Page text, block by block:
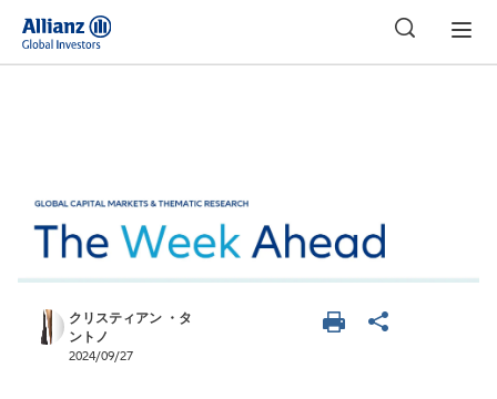
クリスティアン ・タ
ントノ
2024/09/27